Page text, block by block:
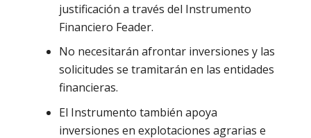
justificación a través del Instrumento
Financiero Feader.
No necesitarán afrontar inversiones y las
solicitudes se tramitarán en las entidades
financieras.
El Instrumento también apoya
inversiones en explotaciones agrarias e